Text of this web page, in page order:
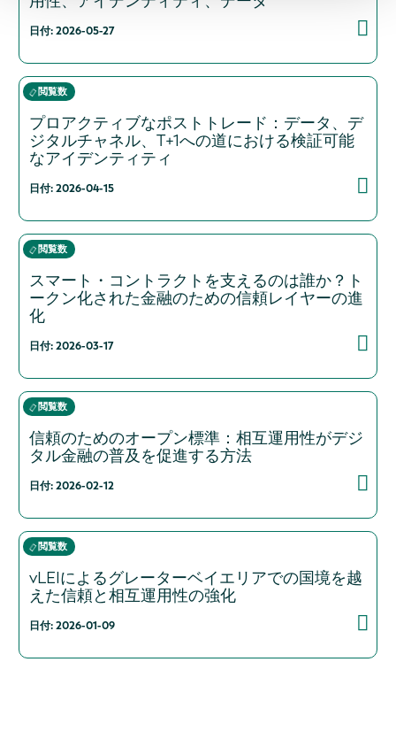
日付: 2026-05-27
閲覧数
プロアクティブなポストトレード：データ、デ
ジタルチャネル、T+1への道における検証可能
なアイデンティティ
日付: 2026-04-15
閲覧数
スマート・コントラクトを支えるのは誰か？ト
ークン化された金融のための信頼レイヤーの進
化
日付: 2026-03-17
閲覧数
信頼のためのオープン標準：相互運用性がデジ
タル金融の普及を促進する方法
日付: 2026-02-12
閲覧数
vLEIによるグレーターベイエリアでの国境を越
えた信頼と相互運用性の強化
日付: 2026-01-09